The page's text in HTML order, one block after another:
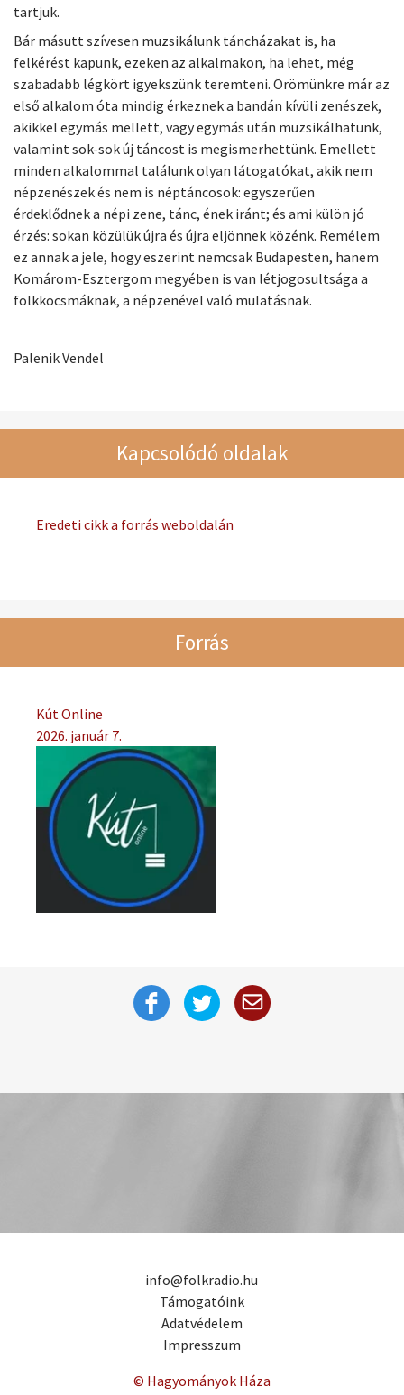
tartjuk.
Bár másutt szívesen muzsikálunk táncházakat is, ha
felkérést kapunk, ezeken az alkalmakon, ha lehet, még
szabadabb légkört igyekszünk teremteni. Örömünkre már az
első alkalom óta mindig érkeznek a bandán kívüli zenészek,
akikkel egymás mellett, vagy egymás után muzsikálhatunk,
valamint sok-sok új táncost is megismerhettünk. Emellett
minden alkalommal találunk olyan látogatókat, akik nem
népzenészek és nem is néptáncosok: egyszerűen
érdeklődnek a népi zene, tánc, ének iránt; és ami külön jó
érzés: sokan közülük újra és újra eljönnek közénk. Remélem
ez annak a jele, hogy eszerint nemcsak Budapesten, hanem
Komárom-Esztergom megyében is van létjogosultsága a
folkkocsmáknak, a népzenével való mulatásnak.
Palenik Vendel
Kapcsolódó oldalak
Eredeti cikk a forrás weboldalán
Forrás
Kút Online
2026. január 7.
info@folkradio.hu
Támogatóink
Adatvédelem
Impresszum
© Hagyományok Háza